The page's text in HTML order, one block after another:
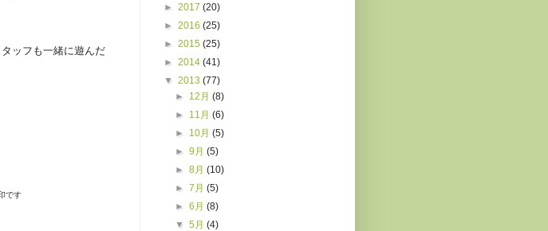
ッフも一緒に遊んだ
です
► 2017 (20)
► 2016 (25)
► 2015 (25)
► 2014 (41)
▼ 2013 (77)
► 12月(8)
► 11月(6)
► 10月(5)
►9月(5)
►8月(10)
►7月(5)
►6月(8)
▼5月(4)